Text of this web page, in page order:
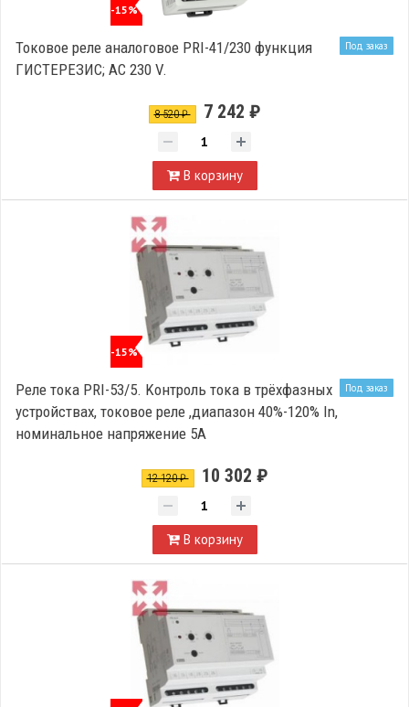
-15%
Под заказ
Токовое реле аналоговое PRI-41/230 функция
ГИСТЕРЕЗИС; AC 230 V.
8 520 ₽ 7 242 ₽
В корзину
-15%
Под заказ
Реле тока PRI-53/5. Kонтроль тока в трёхфазных
устройствах, токовое реле ,диапазон 40%-120% In,
номинальное напряжение 5А
12 120 ₽ 10 302 ₽
В корзину